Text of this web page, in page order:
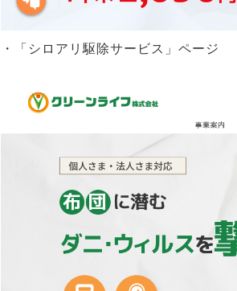
・「シロアリ駆除サービス」ページ